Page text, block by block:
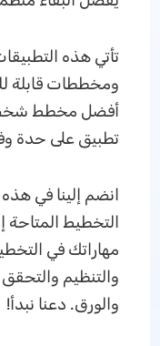
تأتي هذه
ومخططات قابلة
أفضل مخطط
تطبيق على حدة
انضم إلينا في
التخطيط
مهاراتك في
والتنظيم
والورق. دعنا نبدأ!